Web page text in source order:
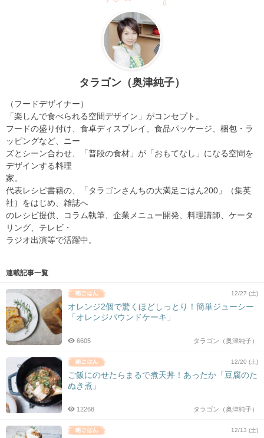
タラゴン（奥津純子）
（フードデザイナー）
「楽しんで食べられる空間デザイン」がコンセプト。
フードの盛り付け、食卓ディスプレイ、食品パッケージ、梱包・ラ
ッピングなど、ニー
ズとシーン合わせ、「普段の食材」が「おもてなし」になる空間を
デザインする料理
家。
代表レシピ書籍の、「タラゴンさんちの大満足ごはん200」（集英
社）をはじめ、雑誌へ
のレシピ提供、コラム執筆、企業メニュー開発、料理講師、ケータ
リング、テレビ・
ラジオ出演等で活躍中。
連載記事一覧
12/27 (土)
オレンジ2個で驚くほどしっとり！簡単ジューシー
「オレンジパウンドケーキ」
タラゴン（奥津純子）
6605
12/20 (土)
ご飯にのせたらまるで煮天丼！あったか「豆腐のた
ぬき煮」
タラゴン（奥津純子）
12268
12/13 (土)